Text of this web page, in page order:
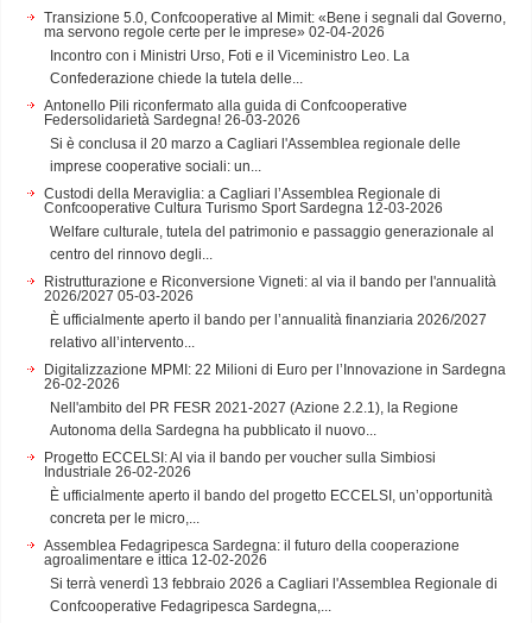
Transizione 5.0, Confcooperative al Mimit: «Bene i segnali dal Governo,
ma servono regole certe per le imprese» 02-04-2026
Incontro con i Ministri Urso, Foti e il Viceministro Leo. La
Confederazione chiede la tutela delle...
Antonello Pili riconfermato alla guida di Confcooperative
Federsolidarietà Sardegna! 26-03-2026
Si è conclusa il 20 marzo a Cagliari l'Assemblea regionale delle
imprese cooperative sociali: un...
Custodi della Meraviglia: a Cagliari l’Assemblea Regionale di
Confcooperative Cultura Turismo Sport Sardegna 12-03-2026
Welfare culturale, tutela del patrimonio e passaggio generazionale al
centro del rinnovo degli...
Ristrutturazione e Riconversione Vigneti: al via il bando per l'annualità
2026/2027 05-03-2026
È ufficialmente aperto il bando per l’annualità finanziaria 2026/2027
relativo all’intervento...
Digitalizzazione MPMI: 22 Milioni di Euro per l’Innovazione in Sardegna
26-02-2026
Nell'ambito del PR FESR 2021-2027 (Azione 2.2.1), la Regione
Autonoma della Sardegna ha pubblicato il nuovo...
Progetto ECCELSI: Al via il bando per voucher sulla Simbiosi
Industriale 26-02-2026
È ufficialmente aperto il bando del progetto ECCELSI, un’opportunità
concreta per le micro,...
Assemblea Fedagripesca Sardegna: il futuro della cooperazione
agroalimentare e ittica 12-02-2026
Si terrà venerdì 13 febbraio 2026 a Cagliari l'Assemblea Regionale di
Confcooperative Fedagripesca Sardegna,...